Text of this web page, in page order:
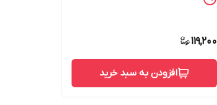
119,200
افزودن به سبد خرید